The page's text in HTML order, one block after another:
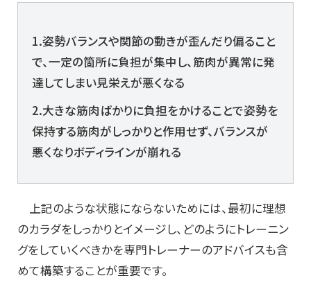
1.姿勢バランスや関節の動きが歪んだり偏ること
で、一定の箇所に負担が集中し、筋肉が異常に発
達してしまい見栄えが悪くなる
2.大きな筋肉ばかりに負担をかけることで姿勢を
保持する筋肉がしっかりと作用せず、バランスが
悪くなりボディラインが崩れる
上記のような状態にならないためには、最初に理想
のカラダをしっかりとイメージし、どのようにトレーニン
グをしていくべきかを専門トレーナーのアドバイスも含
めて構築することが重要です。